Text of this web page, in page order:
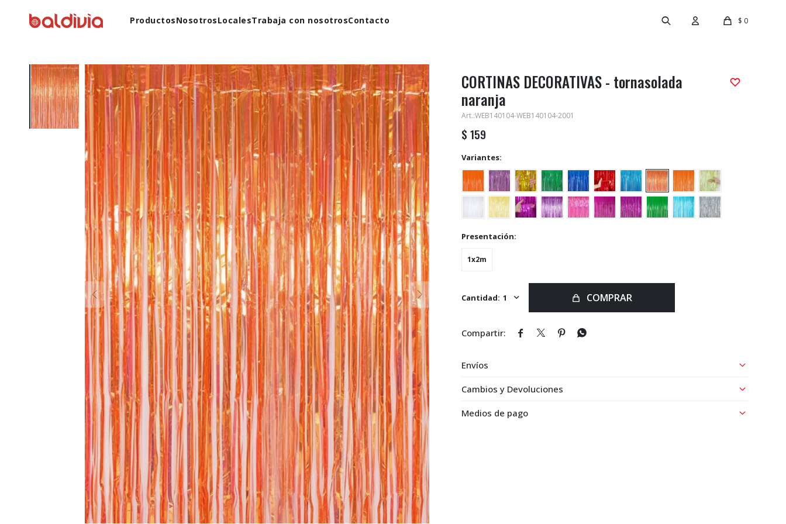
ProductosNosotrosLocalesTrabaja con nosotrosContacto $ 0
CORTINAS DECORATIVAS - tornasolada
naranja
WEB140104-WEB140104-2001
$ 159
Variantes:
Presentación:
1x2m
1 COMPRAR
   
Envíos
Cambios y Devoluciones
Medios de pago